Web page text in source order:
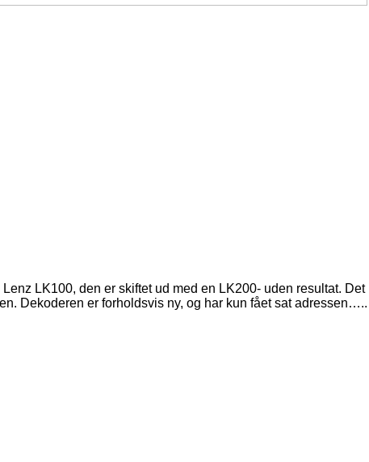
LK100, den er skiftet ud med en LK200- uden resultat. Det
Dekoderen er forholdsvis ny, og har kun fået sat adressen…..